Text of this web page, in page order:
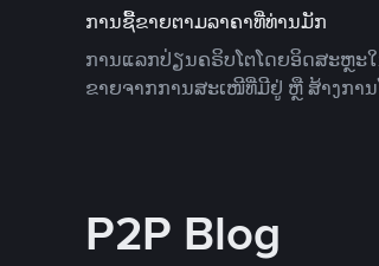
ການຊື້ຂາຍຕາມລາຄາທີ່ທ່ານມັກ
ການແລກປ່ຽນຄຣິບໂຕໂດຍອິດສະຫຼະ
ຂາຍຈາກການສະເໜີທີ່ມີຢູ່ ຫຼື ສ້າງກາ
P2P Blog